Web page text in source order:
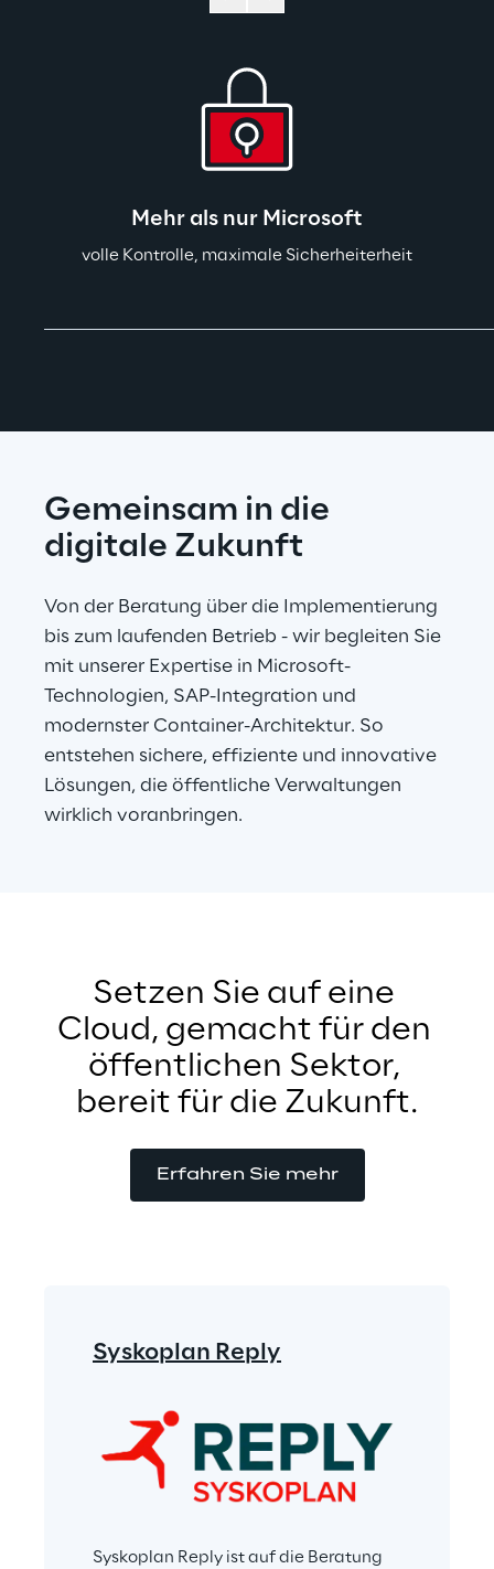
Mehr als nur Microsoft
volle Kontrolle, maximale Sicherheiterheit
Gemeinsam in die
digitale Zukunft
Von der Beratung über die Implementierung
bis zum laufenden Betrieb - wir begleiten Sie
mit unserer Expertise in Microsoft-
Technologien, SAP-Integration und
modernster Container-Architektur. So
entstehen sichere, effiziente und innovative
Lösungen, die öffentliche Verwaltungen
wirklich voranbringen.
Setzen Sie auf eine
Cloud, gemacht für den
öffentlichen Sektor,
bereit für die Zukunft.
Erfahren Sie mehr
Syskoplan Reply
Syskoplan Reply ist auf die Beratung